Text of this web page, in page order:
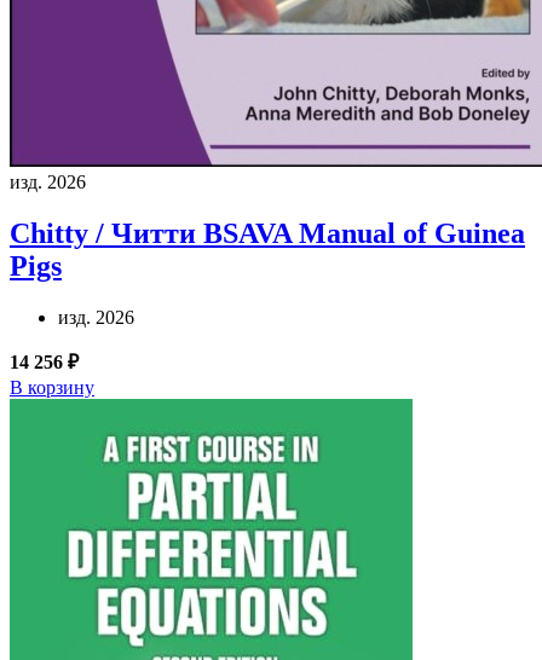
изд. 2026
Chitty / Читти BSAVA Manual of Guinea
Pigs
изд. 2026
14 256 ₽
В корзину